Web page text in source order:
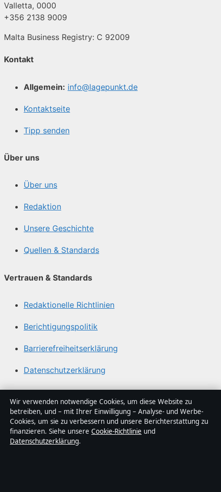
Valletta, 0000
+356 2138 9009
Malta Business Registry: C 92009
Kontakt
Allgemein: info@lagepunkt.de
Kontaktseite
Tipp senden
Über uns
Über uns
Redaktion
Unsere Geschichte
Quellen & Standards
Vertrauen & Standards
Redaktionelle Richtlinien
Berichtigungspolitik
Barrierefreiheitserklärung
Datenschutzerklärung
Über Lagepunkt in Kürze
Lagepunkt ist ein unabhängiger digitaler
Nachrichtenanbieter mit Fokus auf Politik, Wirtschaft,
Technik und Gesellschaft in Deutschland. Jeder Artikel
Wir verwenden notwendige Cookies, um diese Website zu
betreiben, und – mit Ihrer Einwilligung – Analyse- und Werbe-
Cookies, um sie zu verbessern und unsere Berichterstattung zu
finanzieren. Siehe unsere Cookie-Richtlinie und
Datenschutzerklärung.